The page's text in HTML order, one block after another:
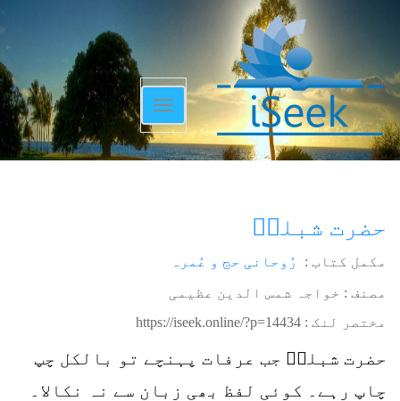
Toggle
navigation
حضرت شبلیؒ
مکمل کتاب : رُوحانی حج و عُمرہ
مصنف : خواجہ شمس الدین عظیمی
مختصر لنک : https://iseek.online/?p=14434
حضرت شبلیؒ جب عرفات پہنچے تو بالکل چپ
چاپ رہے۔ کوئی لفظ بھی زبان سے نہ نکالا۔